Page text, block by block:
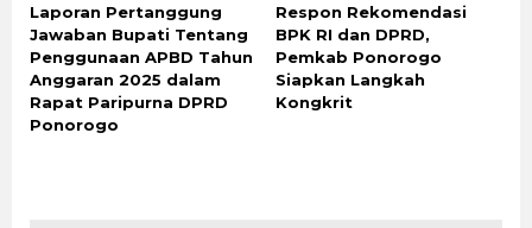
Laporan Pertanggung
Jawaban Bupati Tentang
Penggunaan APBD Tahun
Anggaran 2025 dalam
Rapat Paripurna DPRD
Ponorogo
Respon Rekomendasi
BPK RI dan DPRD,
Pemkab Ponorogo
Siapkan Langkah
Kongkrit